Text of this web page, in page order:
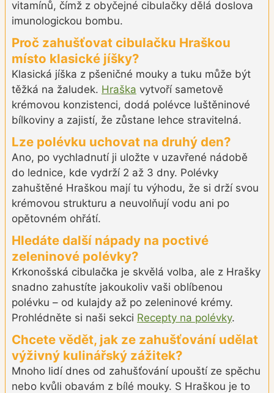
vitamínů, čímž z obyčejné cibulačky dělá doslova
imunologickou bombu.
Proč zahušťovat cibulačku Hraškou
místo klasické jíšky?
Klasická jíška z pšeničné mouky a tuku může být
těžká na žaludek. Hraška vytvoří sametově
krémovou konzistenci, dodá polévce luštěninové
bílkoviny a zajistí, že zůstane lehce stravitelná.
Lze polévku uchovat na druhý den?
Ano, po vychladnutí ji uložte v uzavřené nádobě
do lednice, kde vydrží 2 až 3 dny. Polévky
zahuštěné Hraškou mají tu výhodu, že si drží svou
krémovou strukturu a neuvolňují vodu ani po
opětovném ohřátí.
Hledáte další nápady na poctivé
zeleninové polévky?
Krkonošská cibulačka je skvělá volba, ale z Hrašky
snadno zahustíte jakoukoliv vaši oblíbenou
polévku – od kulajdy až po zeleninové krémy.
Prohlédněte si naši sekci Recepty na polévky.
Chcete vědět, jak ze zahušťování udělat
výživný kulinářský zážitek?
Mnoho lidí dnes od zahušťování upouští ze spěchu
nebo kvůli obavám z bílé mouky. S Hraškou je to